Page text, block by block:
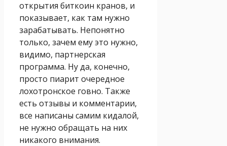
открытия биткоин кранов, и
показывает, как там нужно
зарабатывать. Непонятно
только, зачем ему это нужно,
видимо, партнерская
программа. Ну да, конечно,
просто пиарит очередное
лохотронское говно. Также
есть отзывы и комментарии,
все написаны самим кидалой,
не нужно обращать на них
никакого внимания.